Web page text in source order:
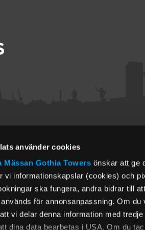
använder cookies
Mässan Gothia Towers önskar att ge
vi informationskapslar (cookies) och
ska fungera, andra bidrar till
för annonsanpassning. Om du
vi delar denna information med
dina data bearbetas i USA. Om du
88 00